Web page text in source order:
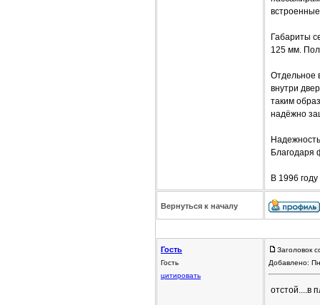
Габариты
125 мм.
Отдельное
внутри
таким
надёжно
Благодаря
В 1996
Вернуться к началу
Гость
Гость
цитировать
Заголовок
Добавлено:
отстой....в